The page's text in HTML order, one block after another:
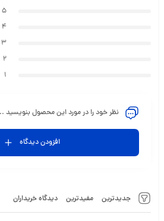
جدیدترین مفیدترین دیدگاه خریداران
5
4
3
2
1
نظر خود را در مورد این محصول بنویسید
افزودن دیدگاه